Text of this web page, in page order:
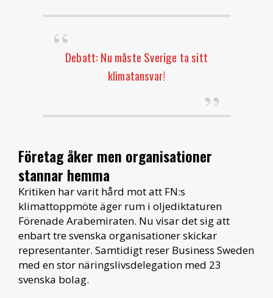
Debatt: Nu måste Sverige ta sitt
klimatansvar!
Företag åker men organisationer
stannar hemma
Kritiken har varit hård mot att FN:s
klimattoppmöte äger rum i oljediktaturen
Förenade Arabemiraten. Nu visar det sig att
enbart tre svenska organisationer skickar
representanter. Samtidigt reser Business Sweden
med en stor näringslivsdelegation med 23
svenska bolag.